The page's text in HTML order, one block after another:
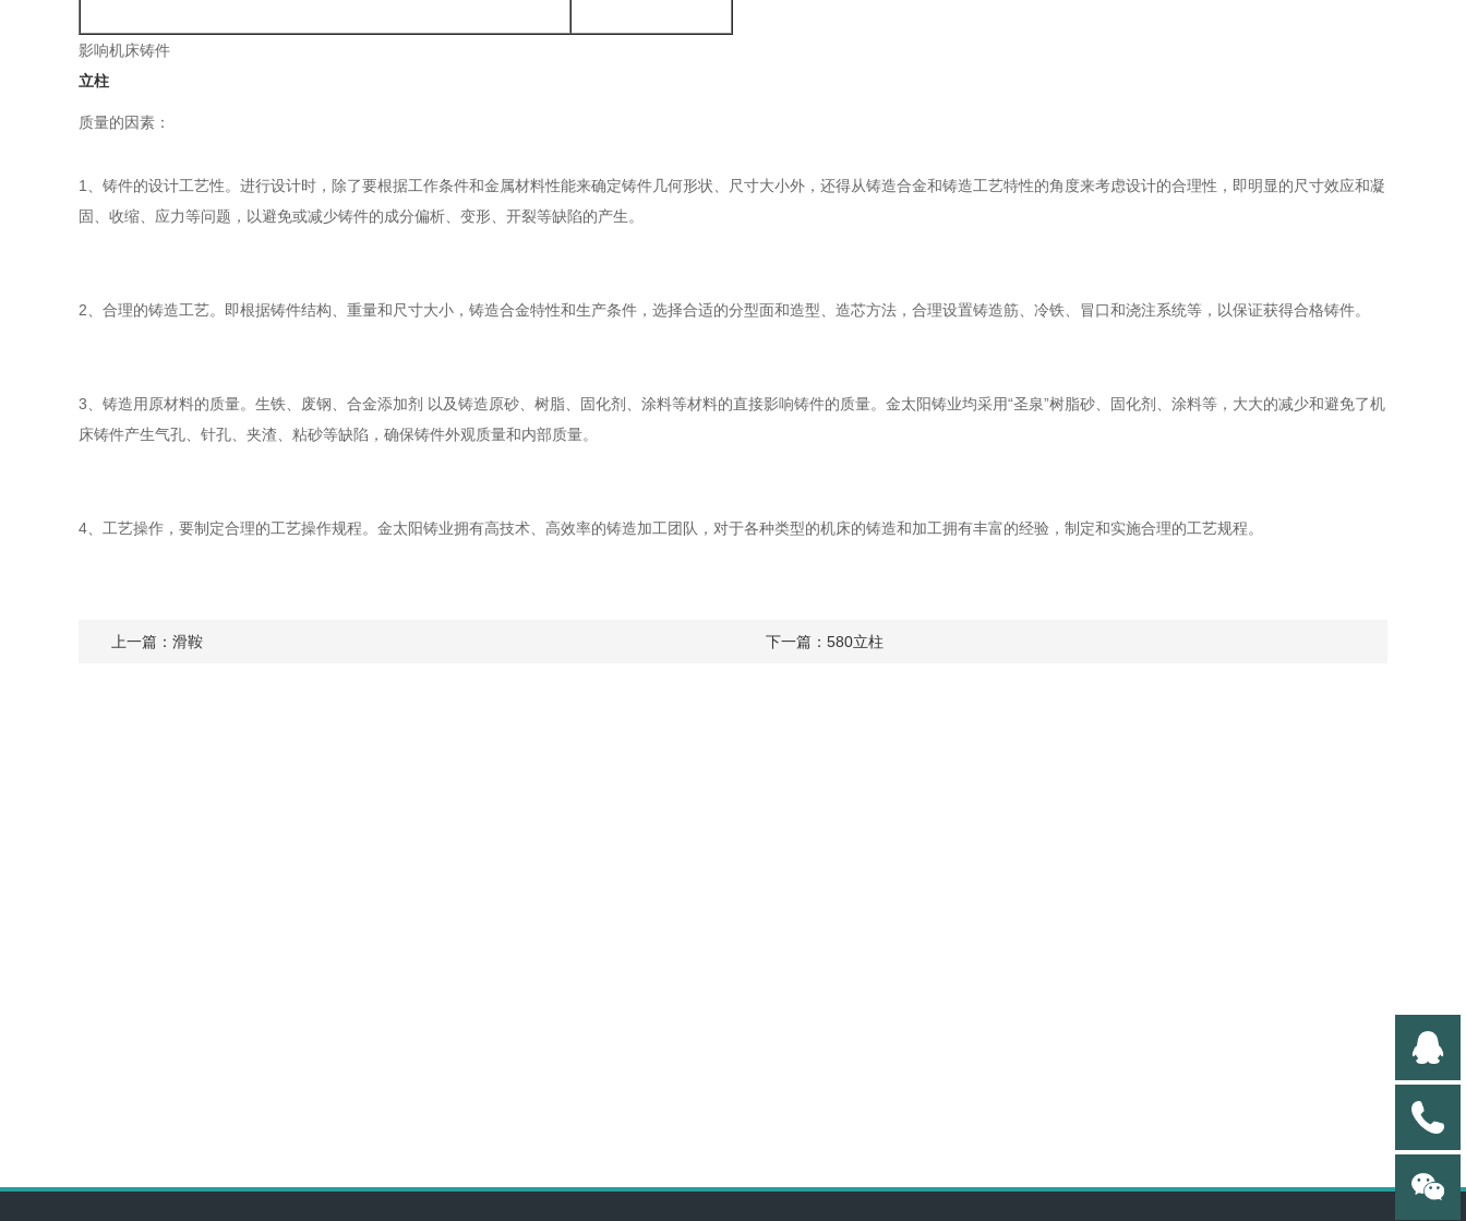
影响机床铸件
立柱
质量的因素：
1、铸件的设计工艺性。进行设计时，除了要根据工作条件和金属材料性能来确定铸件几何形状、尺寸大小外，还得从铸造合金和铸造工艺特性的角度来考虑设计的合理性，即明显的尺寸效应和凝
固、收缩、应力等问题，以避免或减少铸件的成分偏析、变形、开裂等缺陷的产生。
2、合理的铸造工艺。即根据铸件结构、重量和尺寸大小，铸造合金特性和生产条件，选择合适的分型面和造型、造芯方法，合理设置铸造筋、冷铁、冒口和浇注系统等，以保证获得合格铸件。
3、铸造用原材料的质量。生铁、废钢、合金添加剂 以及铸造原砂、树脂、固化剂、涂料等材料的直接影响铸件的质量。金太阳铸业均采用“圣泉”树脂砂、固化剂、涂料等，大大的减少和避免了机
床铸件产生气孔、针孔、夹渣、粘砂等缺陷，确保铸件外观质量和内部质量。
4、工艺操作，要制定合理的工艺操作规程。金太阳铸业拥有高技术、高效率的铸造加工团队，对于各种类型的机床的铸造和加工拥有丰富的经验，制定和实施合理的工艺规程。
上一篇： 滑鞍 下一篇： 580立柱